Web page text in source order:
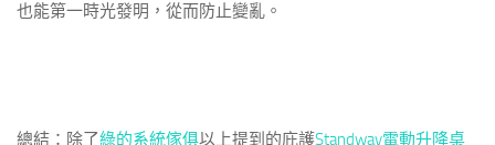
也能第一時光發明，從而防止變亂。
總結：除了綠的系統傢俱以上提到的庇護Standway電動升降桌